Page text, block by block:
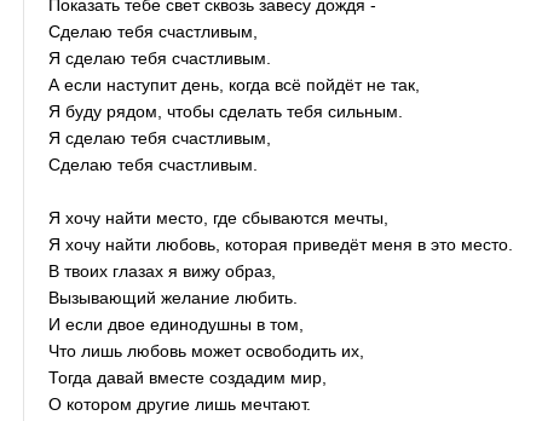
Показать тебе свет сквозь завесу дождя -
Сделаю тебя счастливым,
Я сделаю тебя счастливым.
А если наступит день, когда всё пойдёт не так,
Я буду рядом, чтобы сделать тебя сильным.
Я сделаю тебя счастливым,
Сделаю тебя счастливым.
Я хочу найти место, где сбываются мечты,
Я хочу найти любовь, которая приведёт меня в это место.
В твоих глазах я вижу образ,
Вызывающий желание любить.
И если двое единодушны в том,
Что лишь любовь может освободить их,
Тогда давай вместе создадим мир,
О котором другие лишь мечтают.